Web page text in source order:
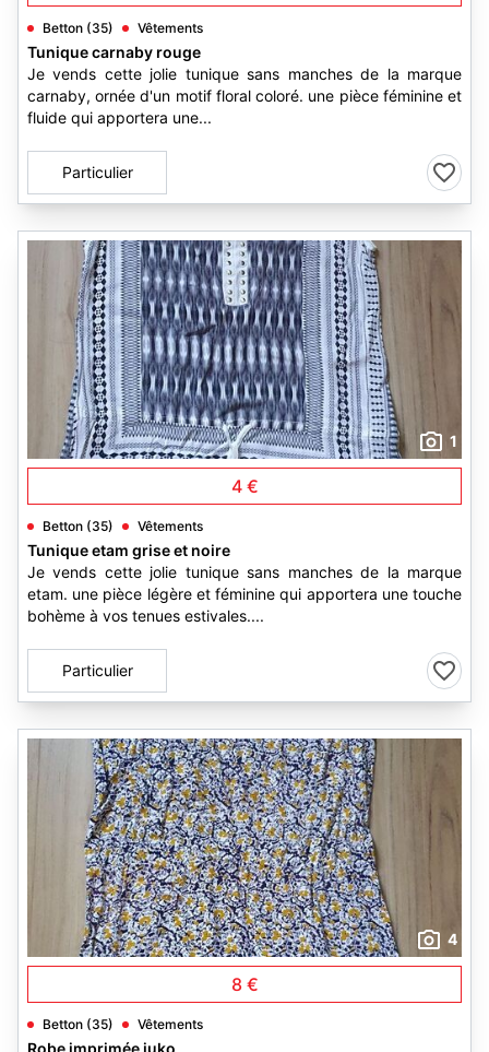
Betton (35) Vêtements
Tunique carnaby rouge
Je vends cette jolie tunique sans manches de la marque
carnaby, ornée d'un motif floral coloré. une pièce féminine et
fluide qui apportera une...
Particulier
1
4 €
Betton (35) Vêtements
Tunique etam grise et noire
Je vends cette jolie tunique sans manches de la marque
etam. une pièce légère et féminine qui apportera une touche
bohème à vos tenues estivales....
Particulier
4
8 €
Betton (35) Vêtements
Robe imprimée iuko